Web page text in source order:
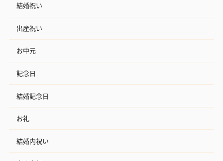
結婚祝い
出産祝い
お中元
記念日
結婚記念日
お礼
結婚内祝い